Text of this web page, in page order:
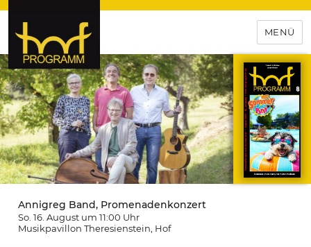
hof-programm – das
Veranstaltungsportal für
Hochfranken
MENÜ
Annigreg Band, Promenadenkonzert
So. 16. August um 11:00 Uhr
Musikpavillon Theresienstein , Hof